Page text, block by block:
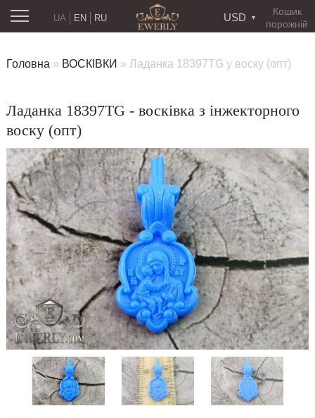
Кошик
порожній
USD
RU
UA EN
Головна » ВОСКІВКИ » Ладанка 18397TG у воску (опт)
Ладанка 18397TG - восківка з інжекторного
воску (опт)